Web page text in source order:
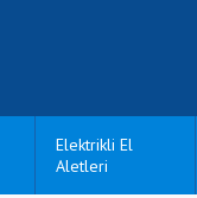
Elektrikli El
Aletleri